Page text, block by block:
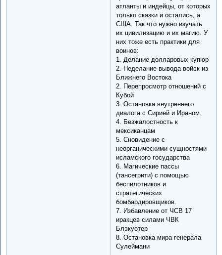
атланты и индейцы, от которых
только сказки и остались, а
США. Так что нужно изучать
их цивилизацию и их магию. У
них тоже есть практики для
воинов:
1. Делание долларовых купюр
2. Неделание вывода войск из
Ближнего Востока
2. Перепросмотр отношений с
Кубой
3. Остановка внутреннего
диалога с Сирией и Ираном.
4. Безжалостность к
мексиканцам
5. Сновидение с
неорганическими сущностями
исламского государства
6. Магические пассы
(тансегрити) с помощью
беспилотников и
стратегических
бомбардировщиков.
7. Избавление от ЧСВ 17
иракцев силами ЧВК
Блэкуотер
8. Остановка мира генерала
Сулеймани